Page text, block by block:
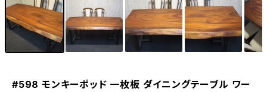
#598 モンキーポッド 一枚板 ダイニングテーブル ワー